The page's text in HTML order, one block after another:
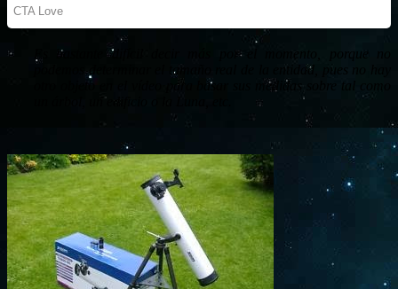
Es bastante difícil decir más por el momento, porque no
podemos determinar el tamaño real de la entidad, pues no hay
otro objeto en el vídeo para basar sus medidas sobre tal como
un árbol, un edificio o la Luna, etc.